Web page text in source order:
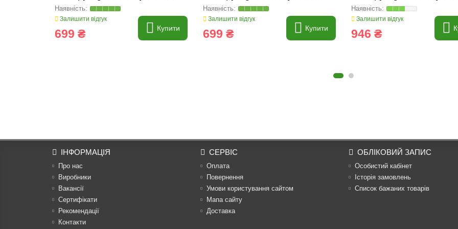
Залишити відгук
699 ₴ Купити
Залишити відгук
699 ₴ Купити
Залишити відгук
946 ₴
ІНФОРМАЦІЯ
Про нас
Виробники
Вакансії
Сертифікати
Рекомендації
Контакти
СЕРВІС
Оплата
Повернення
Умови користування сайтом
Мапа сайту
Доставка
ОБЛІКОВИЙ ЗАПИС
Особистий кабінет
Історія замовлень
Список бажаних товарів